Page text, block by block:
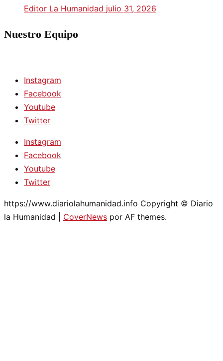
Editor La Humanidad julio 31, 2026
Nuestro Equipo
Instagram
Facebook
Youtube
Twitter
Instagram
Facebook
Youtube
Twitter
https://www.diariolahumanidad.info Copyright © Diario
la Humanidad
CoverNews por AF themes.